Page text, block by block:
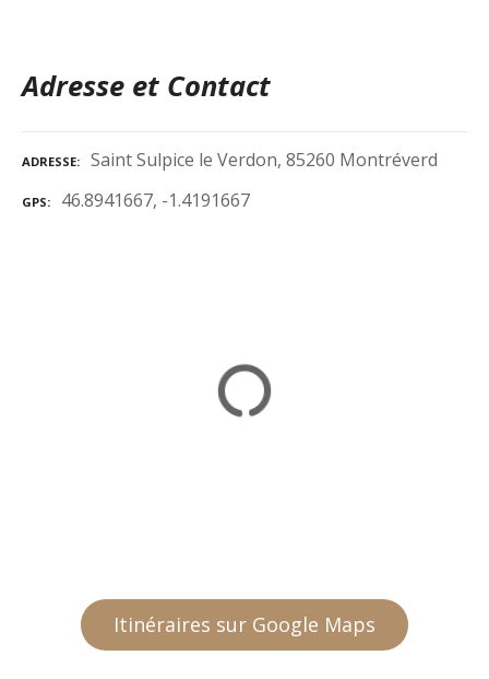
Adresse et Contact
ADRESSE Saint Sulpice le Verdon, 85260 Montréverd
GPS 46.8941667, -1.4191667
Itinéraires sur Google Maps